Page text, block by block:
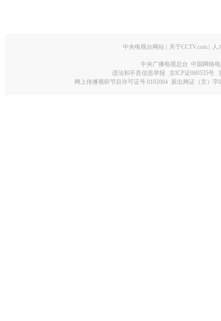
中央电视台网站 关于CCTV.com 人
中央广播电视总台 中国网络
违法和不良信息举报
京ICP证060535号
网上传播视听节目许可证号 0102004 新出网证（京）